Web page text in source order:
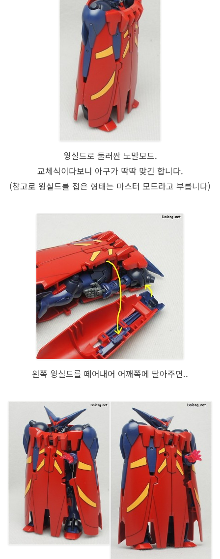
윙실드로 둘러싼 노말모드.
교체식이다보니 아구가 딱딱 맞긴 합니다.
(참고로 윙실드를 접은 형태는 마스터 모드라고 부릅니다)
왼쪽 윙실드를 떼어내어 어깨쪽에 달아주면..